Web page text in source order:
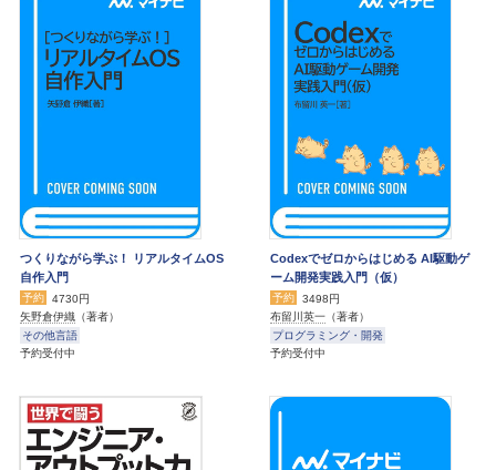
つくりながら学ぶ！ リアルタイムOS
自作入門
予約
4730円
矢野倉伊織 （著者）
その他言語
予約受付中
Codexでゼロからはじめる AI駆動ゲ
ーム開発実践入門（仮）
予約
3498円
布留川英一 （著者）
プログラミング・開発
予約受付中